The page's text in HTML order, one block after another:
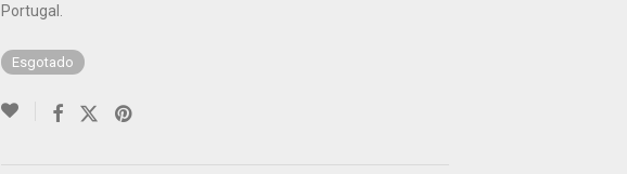
Portugal.
Esgotado